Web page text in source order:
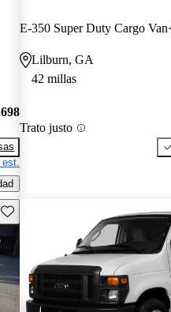
E-350 Super Duty Cargo Van
Lilburn, GA
42 millas
Trato justo
Guarda este Aviso